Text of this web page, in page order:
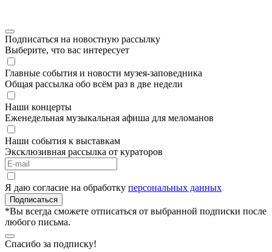
Подписаться на новостную рассылку
Выберите, что вас интересует
Главные события и новости музея-заповедника
Общая рассылка обо всём раз в две недели
Наши концерты
Еженедельная музыкальная афиша для меломанов
Наши события к выставкам
Эксклюзивная рассылка от кураторов
Я даю согласие на обработку персональных данных
Подписаться
*Вы всегда сможете отписаться от выбранной подписки после
любого письма.
Спасибо за подписку!